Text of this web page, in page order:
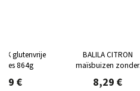
glutenvrije
864g
€
BALILA CITRON
maïsbuizen zonder
gluten 864g
8,29 €